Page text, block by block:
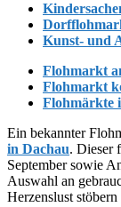
Kunst- und
Flohmarkt
Flohmarkt
Flohmärkte
Ein bekannter
in Dachau. Dieser
September sowie
Auswahl an
Herzenslust